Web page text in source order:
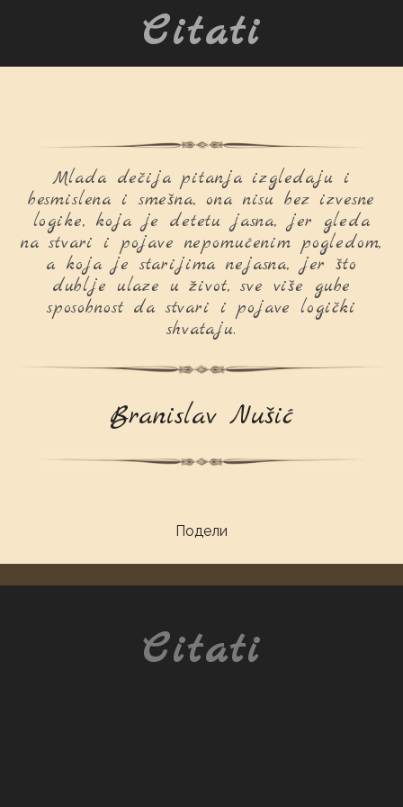
Citati
Mlada dečija pitanja izgledaju i
besmislena i smešna, ona nisu bez izvesne
logike, koja je detetu jasna, jer gleda
na stvari i pojave nepomućenim pogledom,
a koja je starijima nejasna, jer što
dublje ulaze u život, sve više gube
sposobnost da stvari i pojave logički
shvataju.
Branislav Nušić
Подели
Citati